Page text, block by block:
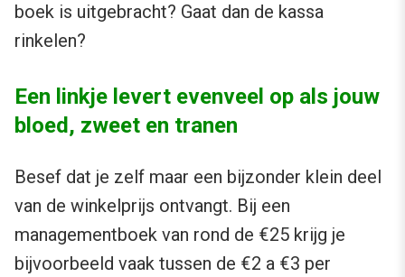
boek is uitgebracht? Gaat dan de kassa
rinkelen?
Een linkje levert evenveel op als jouw
bloed, zweet en tranen
Besef dat je zelf maar een bijzonder klein deel
van de winkelprijs ontvangt. Bij een
managementboek van rond de €25 krijg je
bijvoorbeeld vaak tussen de €2 a €3 per